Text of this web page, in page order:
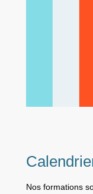
Nos formations